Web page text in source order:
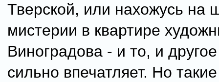
Тверской, или нахожусь на
мистерии в квартире
Виноградова - и то, и
сильно впечатляет. Но